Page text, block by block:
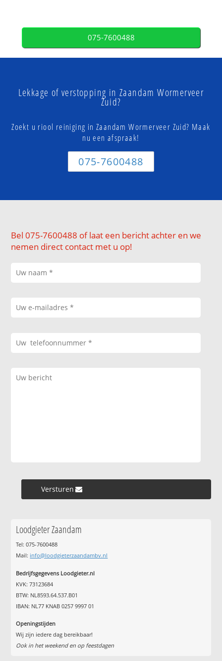
075-7600488
Lekkage of verstopping in Zaandam Wormerveer
Zuid?
Zoekt u riool reiniging in Zaandam Wormerveer Zuid? Maak
nu een afspraak!
075-7600488
Bel 075-7600488 of laat een bericht achter en we
nemen direct contact met u op!
Versturen »
Loodgieter Zaandam
Tel: 075-7600488
Mail: info@loodgieterzaandambv.nl
Bedrijfsgegevens Loodgieter.nl
KVK: 73123684
BTW: NL8593.64.537.B01
IBAN: NL77 KNAB 0257 9997 01
Openingstijden
Wij zijn iedere dag bereikbaar!
Ook in het weekend en op feestdagen